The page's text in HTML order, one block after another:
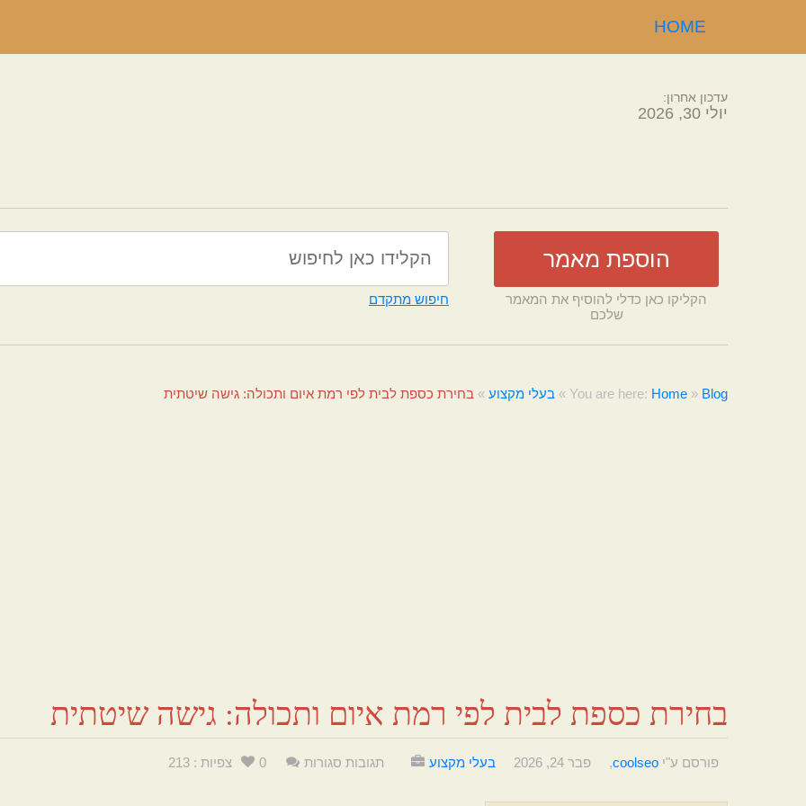
HOME
עדכון אחרון:
יולי 30, 2026
חיפוש מתקדם
הקליקו כאן כדלי להוסיף את המאמר
שלכם
You are here: Home » Blog
» בעלי מקצוע » בחירת כספת לבית לפי רמת איום ותכולה: גישה שיטתית
בחירת כספת לבית לפי רמת איום ותכולה: גישה שיטתית
פורסם ע"י coolseo
, פבר 24, 2026 בעלי מקצוע תגובות סגורות 0 צפיות : 213